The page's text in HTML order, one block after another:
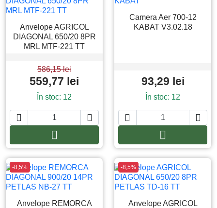
Anvelope AGRICOL
DIAGONAL 650/20 8PR
MRL MTF-221 TT
559,77 lei
586,15 lei
În stoc: 12
 

Camera Aer 700-12
KABAT V3.02.18
93,29 lei
În stoc: 12
 

-8,5%
Anvelope REMORCA
-8,5%
Anvelope AGRICOL